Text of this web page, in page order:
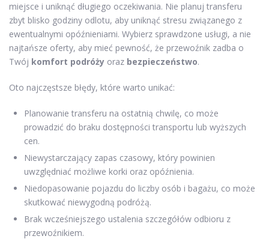
miejsce i uniknąć długiego oczekiwania. Nie planuj transferu
zbyt blisko godziny odlotu, aby uniknąć stresu związanego z
ewentualnymi opóźnieniami. Wybierz sprawdzone usługi, a nie
najtańsze oferty, aby mieć pewność, że przewoźnik zadba o
Twój komfort podróży oraz bezpieczeństwo.
Oto najczęstsze błędy, które warto unikać:
Planowanie transferu na ostatnią chwilę, co może
prowadzić do braku dostępności transportu lub wyższych
cen.
Niewystarczający zapas czasowy, który powinien
uwzględniać możliwe korki oraz opóźnienia.
Niedopasowanie pojazdu do liczby osób i bagażu, co może
skutkować niewygodną podróżą.
Brak wcześniejszego ustalenia szczegółów odbioru z
przewoźnikiem.